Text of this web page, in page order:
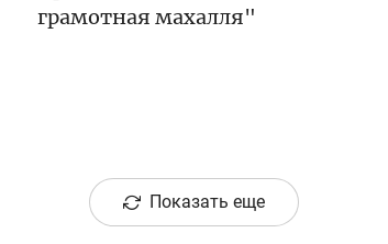
грамотная махалля"
Показать еще